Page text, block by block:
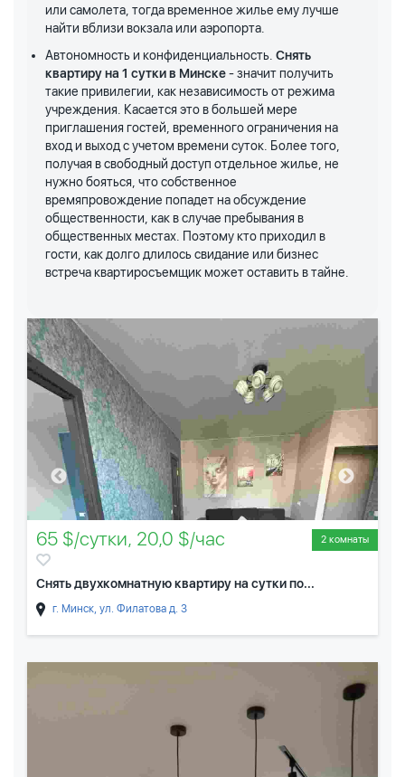
или самолета, тогда временное жилье ему лучше
найти вблизи вокзала или аэропорта.
Автономность и конфиденциальность. Снять
квартиру на 1 сутки в Минске- значит получить
такие привилегии, как независимость от режима
учреждения. Касается это в большей мере
приглашения гостей, временного ограничения на
вход и выход с учетом времени суток. Более того,
получая в свободный доступ отдельное жилье, не
нужно бояться, что собственное
времяпровождение попадет на обсуждение
общественности, как в случае пребывания в
общественных местах. Поэтому кто приходил в
гости, как долго длилось свидание или бизнес
встреча квартиросъемщик может оставить в тайне.
2 комнаты
65 $/сутки, 20,0 $/час
Снять двухкомнатную квартиру на сутки по...
г. Минск, ул. Филатова д. 3